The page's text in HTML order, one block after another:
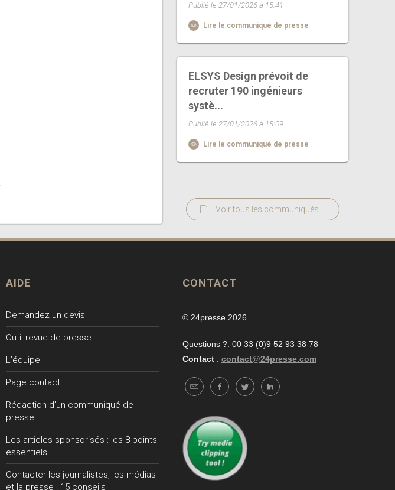
Publié le 27/01/2026 à 15:41
Lire le communiqué de presse
ELSYS Design prévoit de
recruter 190 ingénieurs
systè...
Publié le 27/01/2026 à 15:09
Lire le communiqué de presse
Voir tous les communiqués
AIDE
Demandez un devis
Outil revue de presse
L’équipe
Page contact
Rédaction d’un communiqué de
presse
Les articles sponsorisés : les 8 points
essentiels
Contacter les journalistes, les médias
et la presse : 15 conseils
CONTACT
© 24presse 2026
Questions ?: 00 33 (0)9 52 93 38 78
Contact : contact@24presse.com